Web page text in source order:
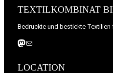
TEXTILKOMBINAT
Bedruckte und bestickte
Mastodon
E-Mail
LOCATION